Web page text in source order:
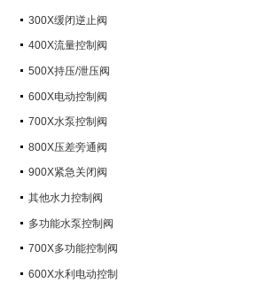
300X缓闭逆止阀
400X流量控制阀
500X持压/泄压阀
600X电动控制阀
700X水泵控制阀
800X压差旁通阀
900X紧急关闭阀
其他水力控制阀
多功能水泵控制阀
700X多功能控制阀
600X水利电动控制